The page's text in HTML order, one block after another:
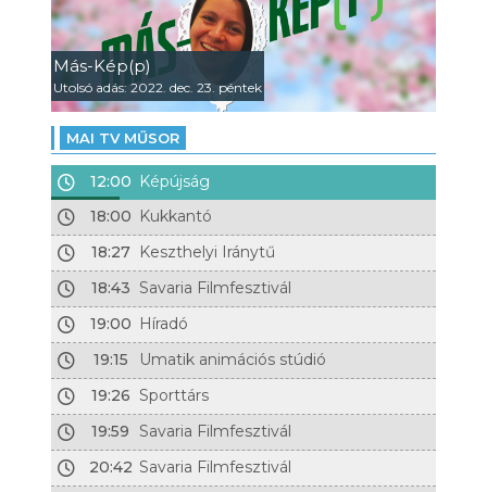
Más-Kép(p)
Utolsó adás: 2022. dec. 23. péntek
MAI TV MŰSOR
12:00 Képújság
18:00 Kukkantó
18:27 Keszthelyi Iránytű
18:43 Savaria Filmfesztivál
19:00 Híradó
19:15
Umatik animációs stúdió
19:26 Sporttárs
19:59
Savaria Filmfesztivál
20:42 Savaria Filmfesztivál